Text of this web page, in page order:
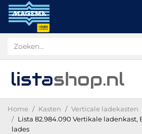
listashop.nl
Home Kasten
Verticale ladekasten
Lista 82.984.090 Vertikale ladenkast,
lades